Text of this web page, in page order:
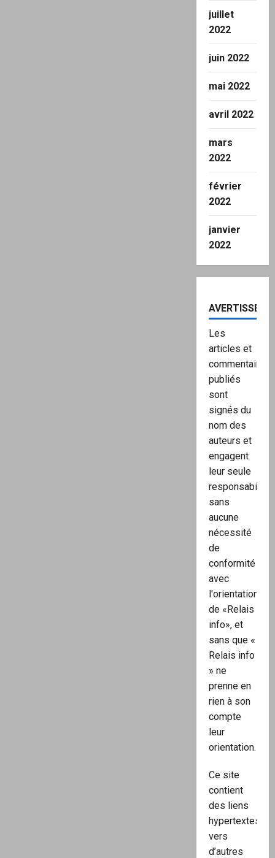
juillet
2022
juin 2022
mai 2022
avril 2022
mars
2022
février
2022
janvier
2022
Les
articles et
commentaires
publiés
sont
signés du
nom des
auteurs et
engagent
leur seule
responsabilité,
sans
aucune
nécessité
de
conformité
avec
l'orientation
de «Relais
info», et
sans que «
Relais info
» ne
prenne en
rien à son
compte
leur
orientation.
Ce site
contient
des liens
hypertextes
vers
d’autres